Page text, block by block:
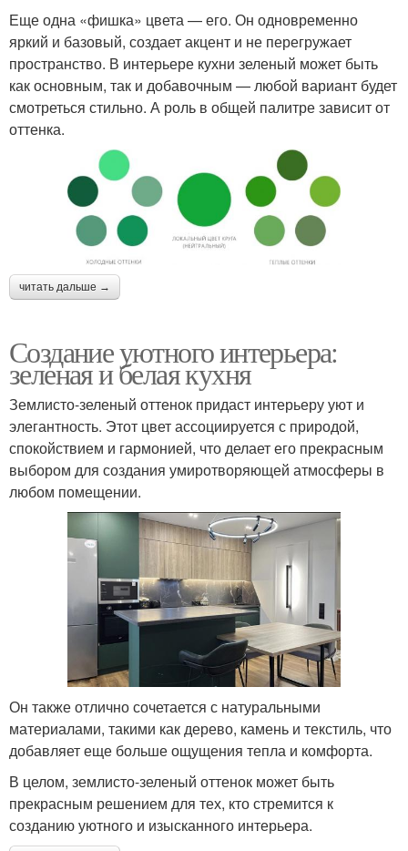
Еще одна «фишка» цвета — его. Он одновременно
яркий и базовый, создает акцент и не перегружает
пространство. В интерьере кухни зеленый может быть
как основным, так и добавочным — любой вариант будет
смотреться стильно. А роль в общей палитре зависит от
оттенка.
читать дальше →
Создание уютного интерьера:
зеленая и белая кухня
Землисто-зеленый оттенок придаст интерьеру уют и
элегантность. Этот цвет ассоциируется с природой,
спокойствием и гармонией, что делает его прекрасным
выбором для создания умиротворяющей атмосферы в
любом помещении.
Он также отлично сочетается с натуральными
материалами, такими как дерево, камень и текстиль, что
добавляет еще больше ощущения тепла и комфорта.
В целом, землисто-зеленый оттенок может быть
прекрасным решением для тех, кто стремится к
созданию уютного и изысканного интерьера.